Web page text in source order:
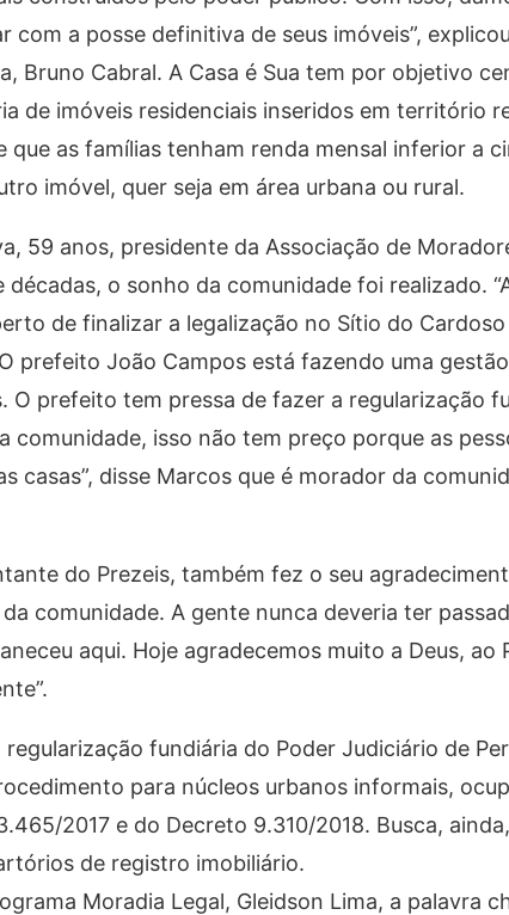
com a posse definitiva de seus imóveis”,
Bruno Cabral. A Casa é Sua tem por objetivo
de imóveis residenciais inseridos em território
as famílias tenham renda mensal inferior a
imóvel, quer seja em área urbana ou rural.
59 anos, presidente da Associação de
o sonho da comunidade foi realizado.
de finalizar a legalização no Sítio do Cardoso
prefeito João Campos está fazendo uma
O prefeito tem pressa de fazer a regularização
isso não tem preço porque as
casas”, disse Marcos que é morador da
do Prezeis, também fez o seu
comunidade. A gente nunca deveria ter
aqui. Hoje agradecemos muito a Deus, ao
fundiária do Poder Judiciário de
para núcleos urbanos informais,
2017 e do Decreto 9.310/2018. Busca,
de registro imobiliário.
Moradia Legal, Gleidson Lima, a palavra